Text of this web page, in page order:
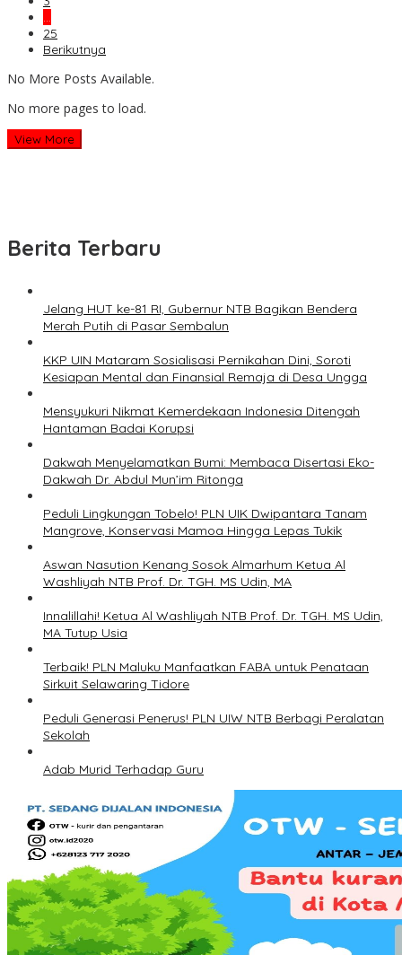
…
25
Berikutnya
No More Posts Available.
No more pages to load.
View More
Berita Terbaru
Jelang HUT ke-81 RI, Gubernur NTB Bagikan Bendera
Merah Putih di Pasar Sembalun
KKP UIN Mataram Sosialisasi Pernikahan Dini, Soroti
Kesiapan Mental dan Finansial Remaja di Desa Ungga
Mensyukuri Nikmat Kemerdekaan Indonesia Ditengah
Hantaman Badai Korupsi
Dakwah Menyelamatkan Bumi: Membaca Disertasi Eko-
Dakwah Dr. Abdul Mun’im Ritonga
Peduli Lingkungan Tobelo! PLN UIK Dwipantara Tanam
Mangrove, Konservasi Mamoa Hingga Lepas Tukik
Aswan Nasution Kenang Sosok Almarhum Ketua Al
Washliyah NTB Prof. Dr. TGH. MS Udin, MA
Innalillahi! Ketua Al Washliyah NTB Prof. Dr. TGH. MS Udin,
MA Tutup Usia
Terbaik! PLN Maluku Manfaatkan FABA untuk Penataan
Sirkuit Selawaring Tidore
Peduli Generasi Penerus! PLN UIW NTB Berbagi Peralatan
Sekolah
Adab Murid Terhadap Guru